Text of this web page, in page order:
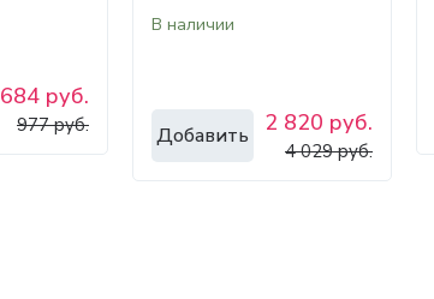
684 руб.
977 руб.
В наличии
Добавить 2 820 руб.
4 029 руб.